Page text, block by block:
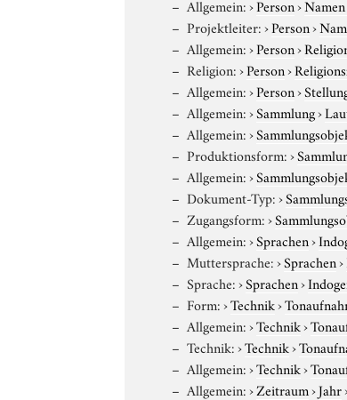
Allgemein:›Person›
Projektleiter:›Person›
Allgemein:›Person›
Religion:›Person›
Allgemein:›Person›
Allgemein:›Sammlung›
Allgemein:›
Produktionsform:›
Allgemein:›
Dokument-Typ:›
Zugangsform:›
Allgemein:›Sprachen›
Muttersprache:›Sprachen›
Sprache:›Sprachen›
Form:›Technik›
Allgemein:›Technik›
Technik:›Technik›
Allgemein:›Technik›
Allgemein:›Zeitraum›Jahr